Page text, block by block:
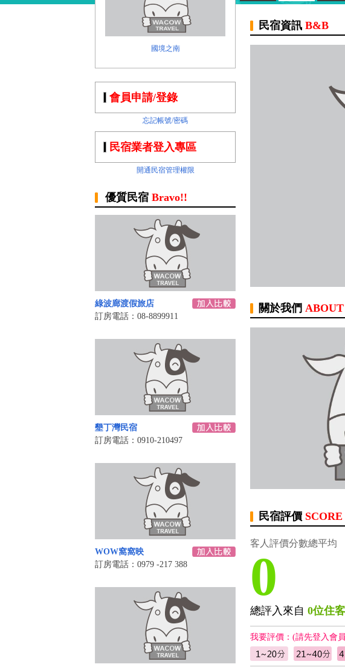
國境之南
會員申請/登錄
忘記帳號/密碼
民宿業者登入專區
開通民宿管理權限
優質民宿 Bravo!!
綠波廊渡假旅店‎
訂房電話：08-8899911
墾丁灣民宿
訂房電話：0910-210497
WOW窩窩映
訂房電話：0979 -217 388
民宿資訊 B&B
關於我們
民宿評價 SCORE
客人評價分數總平均
0
總評入來自 0位住客
我要評價：(請先登入會